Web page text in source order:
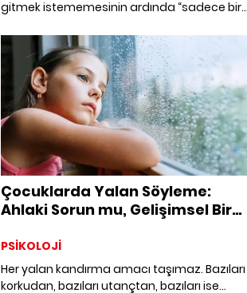
gitmek istememesinin ardında “sadece bir
döngüsü olabilir. Peki, ebeveynler oyunun
nerede bittiğini ve zorbalığın nerede
başladığını nasıl anlayabilir?
Çocuklarda Yalan Söyleme:
Ahlaki Sorun mu, Gelişimsel Bir
PSİKOLOJİ
Her yalan kandırma amacı taşımaz. Bazıları
korkudan, bazıları utançtan, bazıları ise